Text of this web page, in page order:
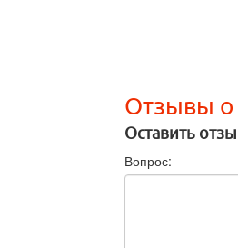
Отзывы о
Оставить
Вопрос: